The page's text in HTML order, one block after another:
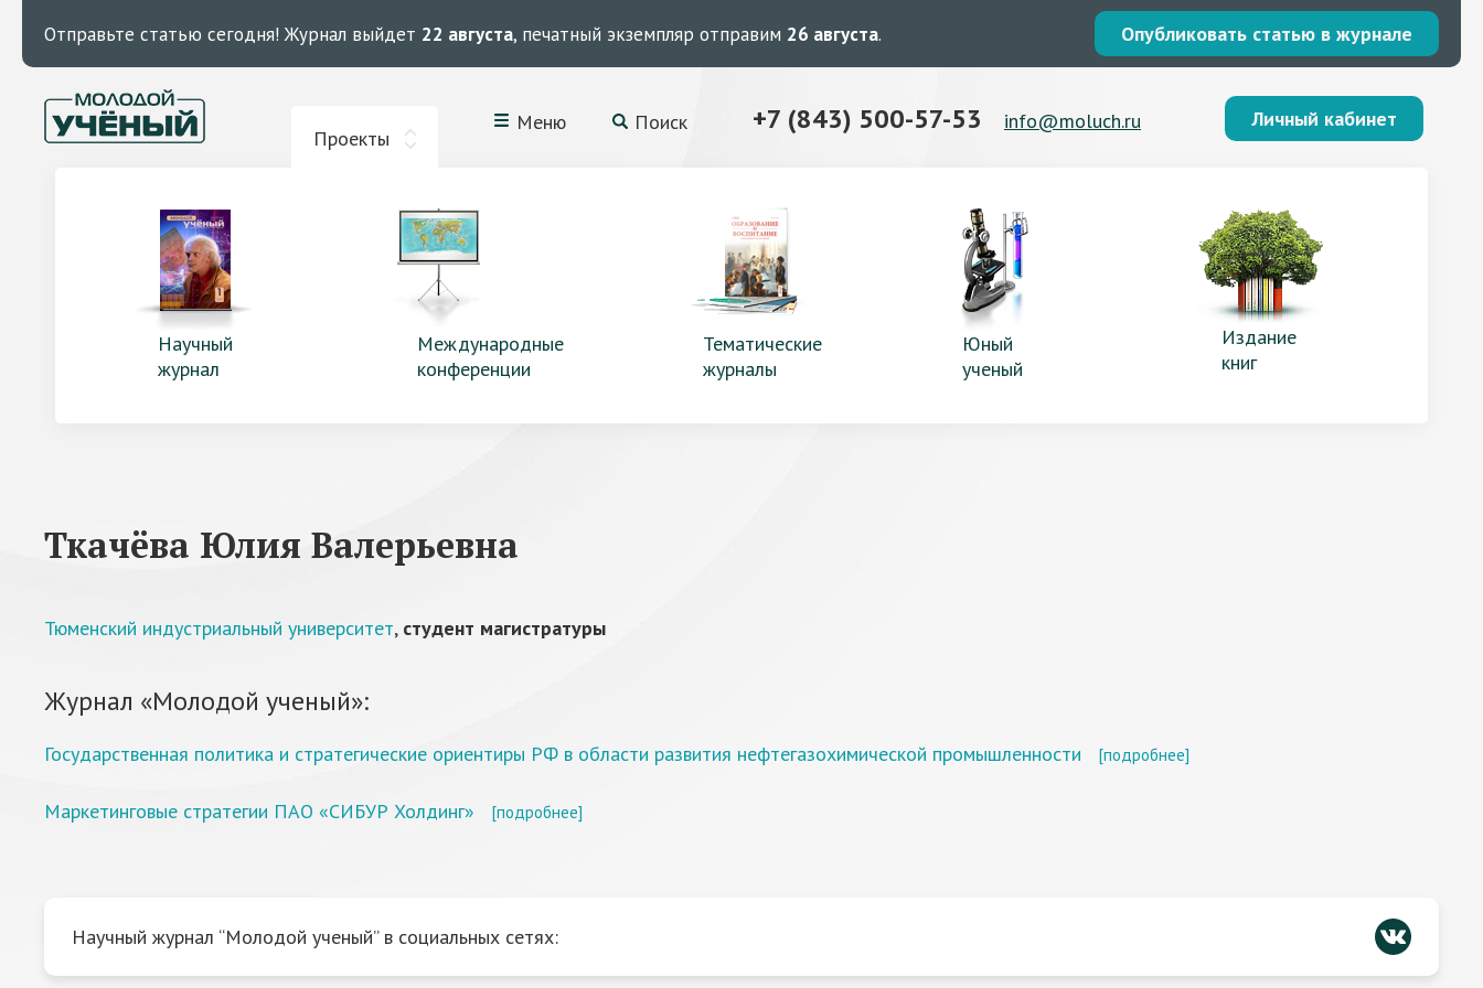
Отправьте статью сегодня! Журнал выйдет 22 августа, печатный экземпляр отправим 26 августа. Опубликовать статью в журнале
Проекты
Меню Поиск +7 (843) 500-57-53 info@moluch.ru Личный кабинет
Научный
журнал
Международные
конференции
Тематические
журналы
Юный
ученый
Издание
книг
Ткачёва Юлия Валерьевна
Тюменский индустриальный университет, студент магистратуры
Журнал «Молодой ученый»:
Государственная политика и стратегические ориентиры РФ в области развития нефтегазохимической промышленности [подробнее]
Маркетинговые стратегии ПАО «СИБУР Холдинг» [подробнее]
Научный журнал “Молодой ученый” в социальных сетях: